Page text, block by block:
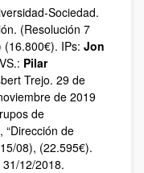
Sociedad.
(Resolución 7
(16.800€). IPs: Jon
Pilar
Trejo. 29 de
de 2019
de
“Dirección de
08), (22.595€).
12/2018.